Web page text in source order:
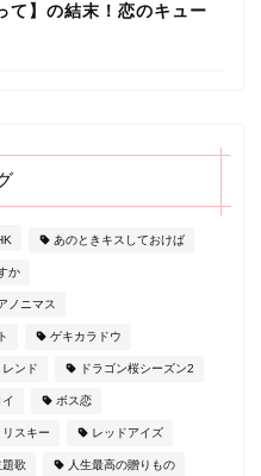
て】の結末！恋のキュー
あのときキスしておけば
か
ノニマス
ゲキカラドウ
レンド ドラゴン桜シーズン2
ボス恋
リスキー レッドアイズ
題歌 人生最高の贈りもの